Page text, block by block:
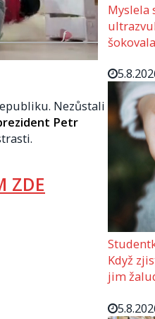
Nezůstali
Petr
ZDE
Myslela
Když
jim